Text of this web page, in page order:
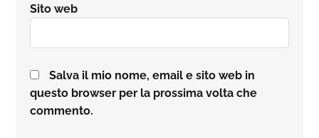
Sito web
Salva il mio nome, email e sito web in
questo browser per la prossima volta che
commento.